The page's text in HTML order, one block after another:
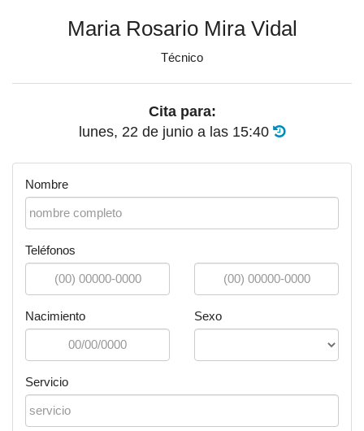
Maria Rosario Mira Vidal
Técnico
Cita para:
lunes, 22 de junio a las 15:40
Nombre
Teléfonos
Nacimiento Sexo
Servicio